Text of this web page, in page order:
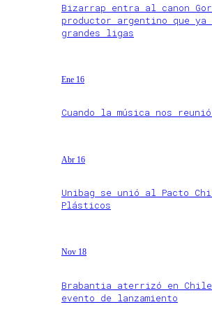
Bizarrap entra al canon
productor argentino que
grandes ligas
Ene 16
Cuando la música nos
Abr 16
Unibag se unió al Pacto
Plásticos
Nov 18
Brabantia aterrizó en
evento de lanzamiento